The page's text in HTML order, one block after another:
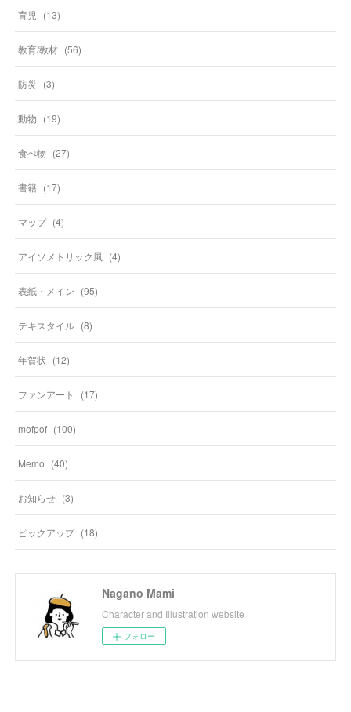
育児 (13)
教育/教材 (56)
防災 (3)
動物 (19)
食べ物 (27)
書籍 (17)
マップ (4)
アイソメトリック風 (4)
表紙・メイン (95)
テキスタイル (8)
年賀状 (12)
ファンアート (17)
mofpof (100)
Memo (40)
お知らせ (3)
ピックアップ (18)
Nagano Mami
Character and Illustration website
フォロー